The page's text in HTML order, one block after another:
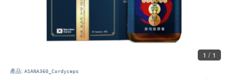
1 / 1
產品: ASANA360_Cordyceps